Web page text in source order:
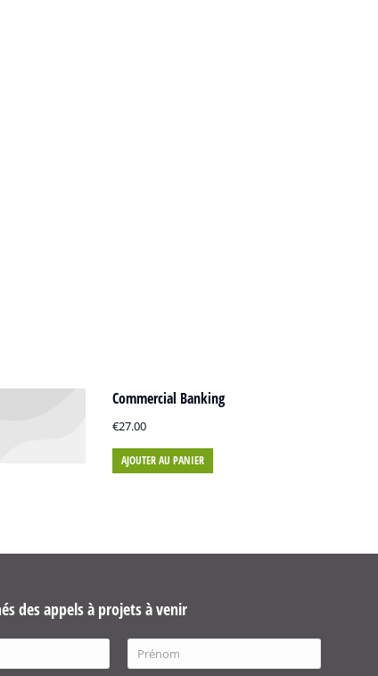
Commercial Banking
€27.00
AJOUTER AU PANIER
des appels à projets à venir